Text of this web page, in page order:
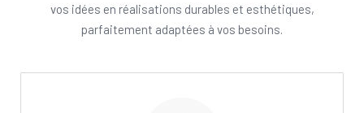
vos idées en réalisations durables et esthétiques,
parfaitement adaptées à vos besoins.